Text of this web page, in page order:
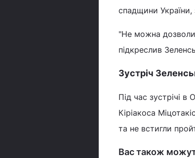
спадщини України,
"Не можна
підкреслив
Зустріч
Під час зустрічі в
Кіріакоса
та не встигли
Вас також